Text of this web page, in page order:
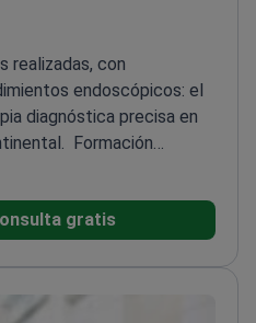
realizadas, con
endoscópicos: el
diagnóstica precisa en
Formación
de Formación e
hernias Experto en
gratis